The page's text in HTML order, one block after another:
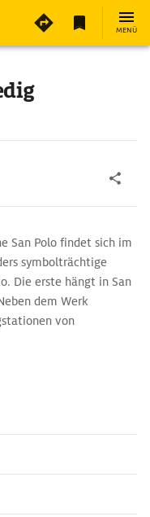
MENÜ
San Polo findet sich im
symbolträchtige
Die erste hängt in San
dem Werk
von
Veronese, Die
Altar
Die Jungfrau erscheint